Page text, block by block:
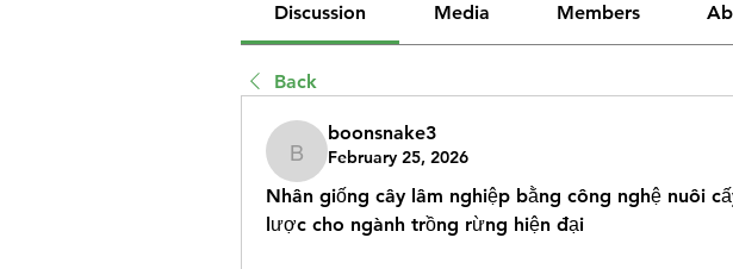
Discussion Media Members
Back
boonsnake3
boonsnake3
February 25, 2026
Nhân giống cây lâm nghiệp bằng công nghệ nuôi
lược cho ngành trồng rừng hiện đại